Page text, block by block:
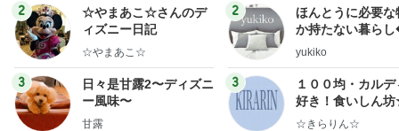
ログ
2
☆やまあこ☆さんのデ
ィズニー日記
☆やまあこ☆
3
日々是甘露2〜ディズニ
ー風味〜
甘露
2
ほんとうに必要な
か持たない暮ら
ep Life Simple◆
yukiko
3
１００均・カルデ
好き！食いしん
らりん☆のブログ
☆きらりん☆